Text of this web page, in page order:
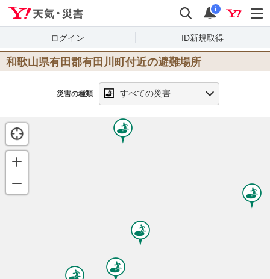
検索 通知
i
ログイン ID新規取得
和歌山県有田郡有田川町 付近の避難場所
災害の種類 すべての災害